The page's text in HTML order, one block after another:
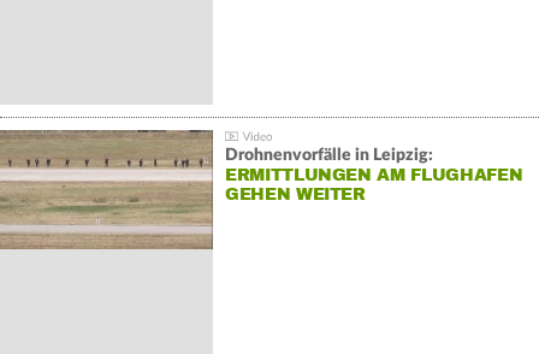
Drohnenvorfälle in Leipzig:
ERMITTLUNGEN AM FLUGHAFEN
GEHEN WEITER